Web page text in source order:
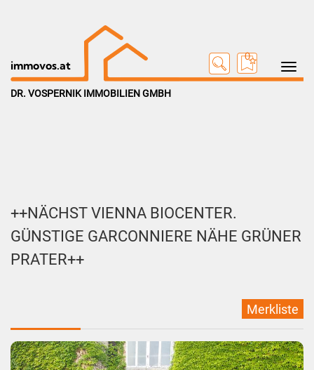
Toggle
immovos.at
0
DR. VOSPERNIK IMMOBILIEN GMBH
++NÄCHST VIENNA BIOCENTER.
GÜNSTIGE GARCONNIERE NÄHE GRÜNER
PRATER++
Merkliste